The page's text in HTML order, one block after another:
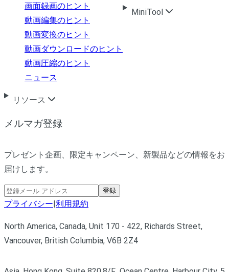
画面録画のヒント
動画編集のヒント
動画変換のヒント
動画ダウンロードのヒント
動画圧縮のヒント
ニュース
リソース
MiniTool
メルマガ登録
プレゼント企画、限定キャンペーン、新製品などの情報をお
届けします。
登録
プライバシー 利用規約
North America, Canada, Unit 170 - 422, Richards Street,
Vancouver, British Columbia, V6B 2Z4